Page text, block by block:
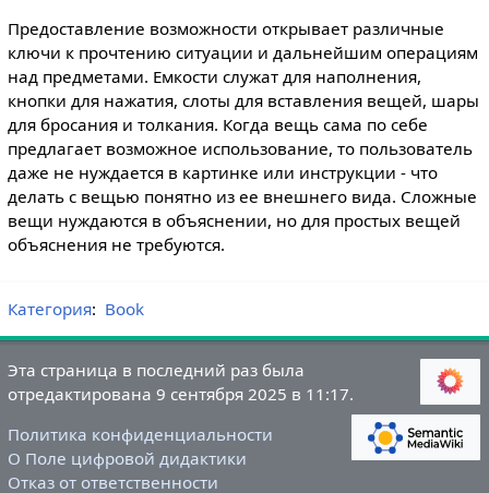
Предоставление возможности открывает различные
ключи к прочтению ситуации и дальнейшим операциям
над предметами. Емкости служат для наполнения,
кнопки для нажатия, слоты для вставления вещей, шары
для бросания и толкания. Когда вещь сама по себе
предлагает возможное использование, то пользователь
даже не нуждается в картинке или инструкции - что
делать с вещью понятно из ее внешнего вида. Сложные
вещи нуждаются в объяснении, но для простых вещей
объяснения не требуются.
Категория: Book
Эта страница в последний раз была
отредактирована 9 сентября 2025 в 11:17.
Политика конфиденциальности
О Поле цифровой дидактики
Отказ от ответственности